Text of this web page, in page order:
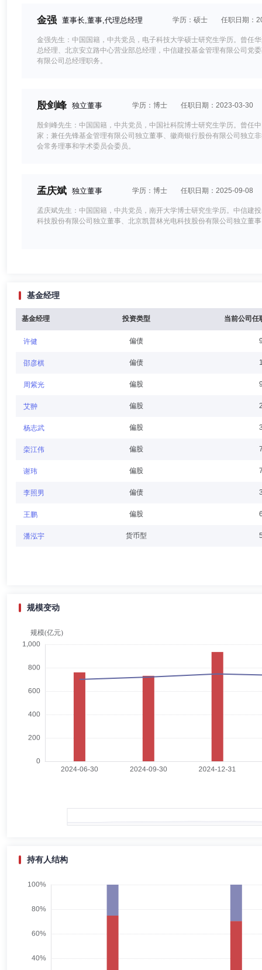
金强 董事长,董事,代理总经理 学历：硕士 任职日期：
金强先生：中国国籍，中共党员，电子科技大学硕士研究生学历。曾任
总经理、北京安立路中心营业部总经理，中信建投基金管理有限公司党
有限公司总经理职务。
殷剑峰 独立董事 学历：博士 任职日期：2023-03-30
殷剑峰先生：中国国籍，中共党员，中国社科院博士研究生学历。曾任
家；兼任先锋基金管理有限公司独立董事、徽商银行股份有限公司独立
会常务理事和学术委员会委员。
孟庆斌 独立董事 学历：博士 任职日期：2025-09-08
孟庆斌先生：中国国籍，中共党员，南开大学博士研究生学历。中信建
科技股份有限公司独立董事、北京凯普林光电科技股份有限公司独立董
袁冬梅女士：中国国籍，北京大学分校法律法学专业本科，获法学学士
人大常委会立法咨询专家，现为中信建投基金管理有限公司独立董事。
朱伟 任职日期：2021-
朱伟先生：硕士，曾任北京市第二中级人民法院代理审判员、北京市第
方俊才 学历：本科
方俊才先生：曾任南方证券郑州投资管理有限公司行政部经理，北海
张欣宇 学历：硕士 任职日期：2023-07-20
王鹏先生：哥伦比亚大学统计学硕士。曾任中财期货分析师、LCM
副总经理、中信建投证券股份有限公司量化投资总监。2019年2月加入
金经理、2021年7月起至今担任中信建投量化精选6个月持有期混合型
投沪深300指数增强型证券投资基金基金经理、2022年10月起至今担
月起至今担任中信建投中证A500指数增强型证券投资基金基金经理。
业基金管理股份有限公司创新业务部从事证券投资研究、权益投资部担
金基金经理，2026年2月起至今担任中信建投量化进取6个月持有期混
艾翀先生：美国宾夕法尼亚州立大学数学博士。曾任北京首创期货有
基金经理
基金经理 投资类型 当前公司任
许健 偏债
邵彦棋 偏债
周紫光 偏股
艾翀 偏股
杨志武 偏股
栾江伟 偏股
谢玮 偏股
李照男 偏债
王鹏 偏股
潘泓宇 货币型
规模变动
持有人结构